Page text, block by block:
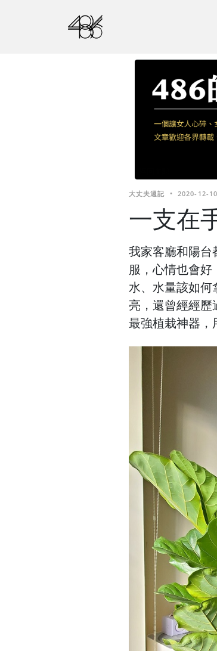
大丈夫週記 • 2020-12-10
一支在
我家客廳和陽台
服，心情也會
水、水量該如何
亮，還曾經經
最強植栽神器，